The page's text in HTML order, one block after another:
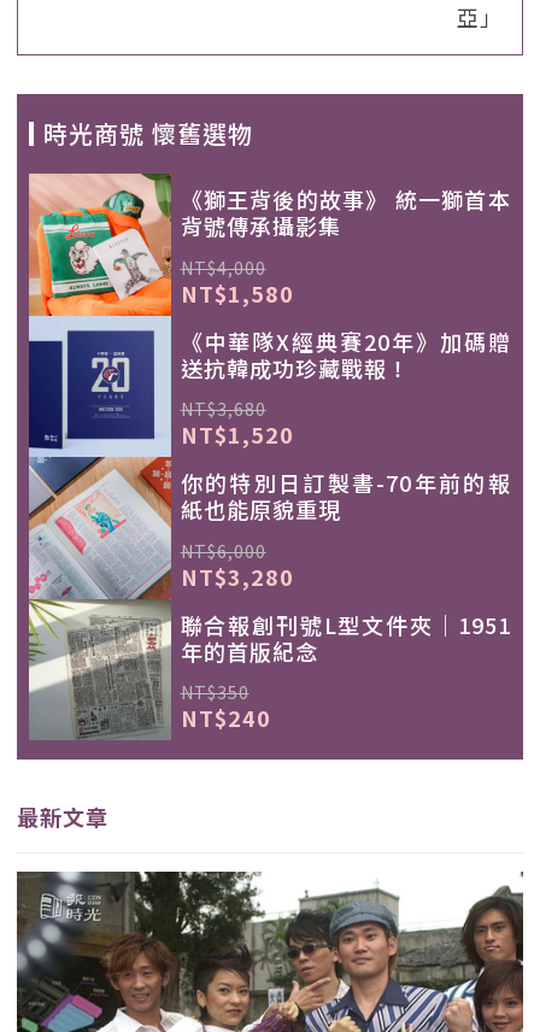
亞」
時光商號 懷舊選物
《獅王背後的故事》 統一獅首本
背號傳承攝影集
NT$4,000
NT$1,580
《中華隊X經典賽20年》加碼贈
送抗韓成功珍藏戰報！
NT$3,680
NT$1,520
你的特別日訂製書-70年前的報
紙也能原貌重現
NT$6,000
NT$3,280
聯合報創刊號L型文件夾｜1951
年的首版紀念
NT$350
NT$240
最新文章